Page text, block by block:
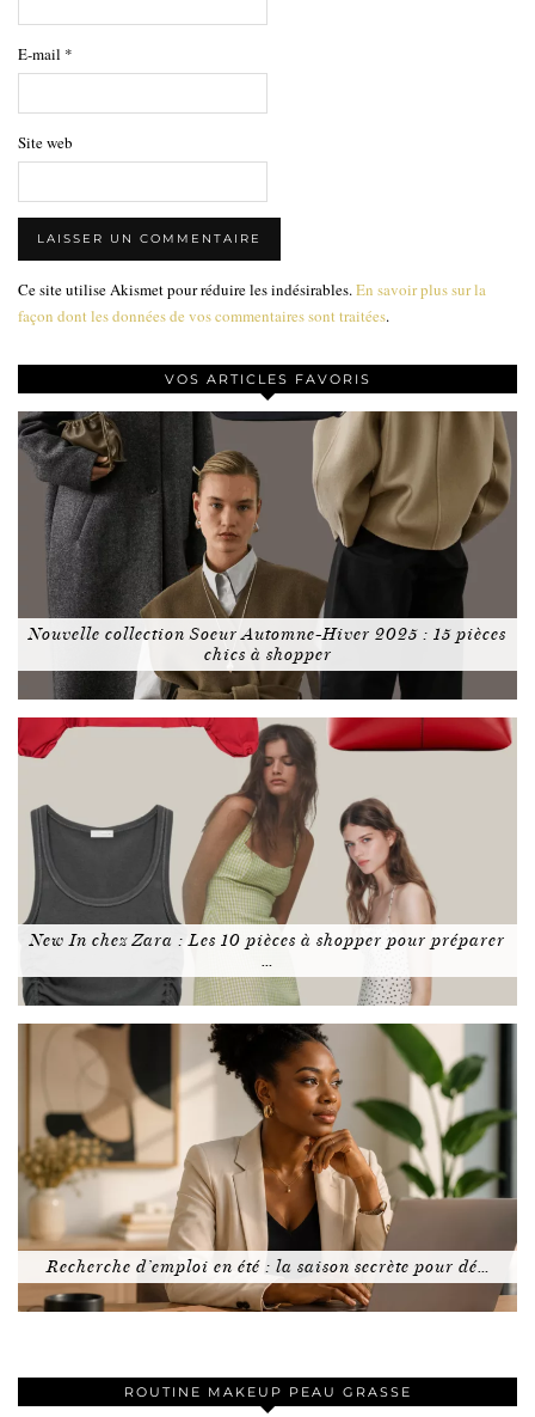
E-mail *
Site web
Ce site utilise Akismet pour réduire les indésirables. En savoir plus sur la
façon dont les données de vos commentaires sont traitées.
VOS ARTICLES FAVORIS
Nouvelle collection Soeur Automne-Hiver 2025 : 15 pièces
chics à shopper
New In chez Zara : Les 10 pièces à shopper pour préparer
…
Recherche d’emploi en été : la saison secrète pour dé…
ROUTINE MAKEUP PEAU GRASSE